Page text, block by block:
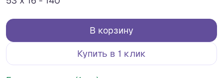
В корзину
Купить в 1 клик